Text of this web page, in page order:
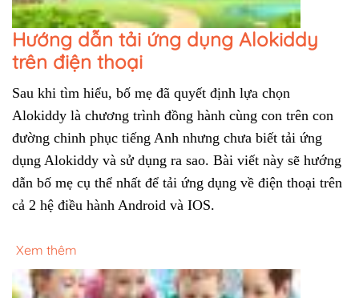
Hướng dẫn tải ứng dụng Alokiddy
trên điện thoại
Sau khi tìm hiểu, bố mẹ đã quyết định lựa chọn
Alokiddy là chương trình đồng hành cùng con trên con
đường chinh phục tiếng Anh nhưng chưa biết tải ứng
dụng Alokiddy và sử dụng ra sao. Bài viết này sẽ hướng
dẫn bố mẹ cụ thể nhất để tải ứng dụng về điện thoại trên
cả 2 hệ điều hành Android và IOS.
Xem thêm